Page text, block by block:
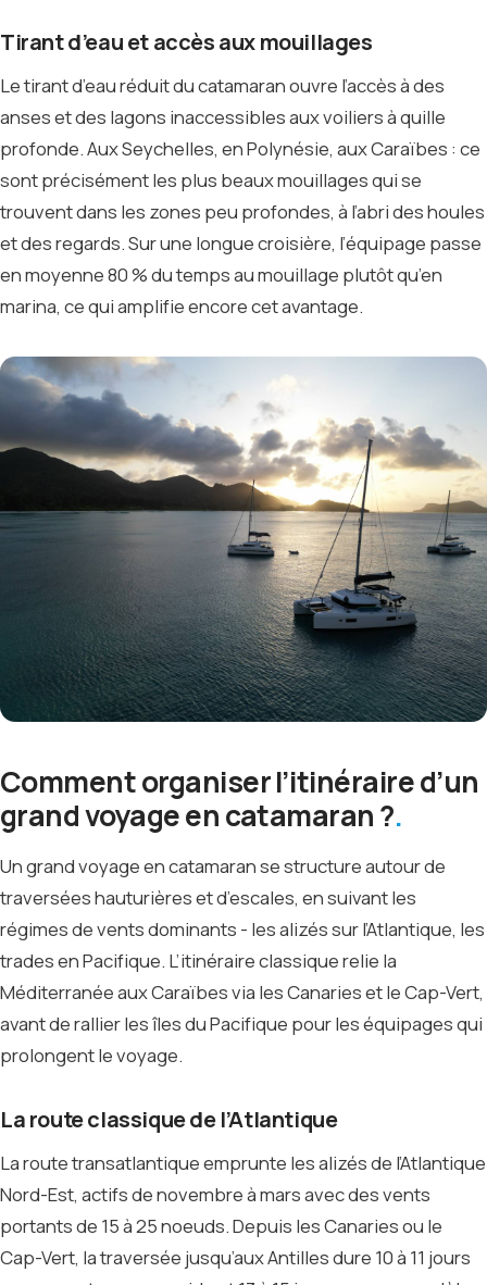
Tirant d’eau et accès aux mouillages
Le tirant d’eau réduit du catamaran ouvre l’accès à des
anses et des lagons inaccessibles aux voiliers à quille
profonde. Aux Seychelles, en Polynésie, aux Caraïbes : ce
sont précisément les plus beaux mouillages qui se
trouvent dans les zones peu profondes, à l’abri des houles
et des regards. Sur une longue croisière, l’équipage passe
en moyenne 80 % du temps au mouillage plutôt qu’en
marina, ce qui amplifie encore cet avantage.
Comment organiser l’itinéraire d’un
grand voyage en catamaran ?
Un grand voyage en catamaran se structure autour de
traversées hauturières et d’escales, en suivant les
régimes de vents dominants - les alizés sur l’Atlantique, les
trades en Pacifique. L’itinéraire classique relie la
Méditerranée aux Caraïbes via les Canaries et le Cap-Vert,
avant de rallier les îles du Pacifique pour les équipages qui
prolongent le voyage.
La route classique de l’Atlantique
La route transatlantique emprunte les alizés de l’Atlantique
Nord-Est, actifs de novembre à mars avec des vents
portants de 15 à 25 noeuds. Depuis les Canaries ou le
Cap-Vert, la traversée jusqu’aux Antilles dure 10 à 11 jours